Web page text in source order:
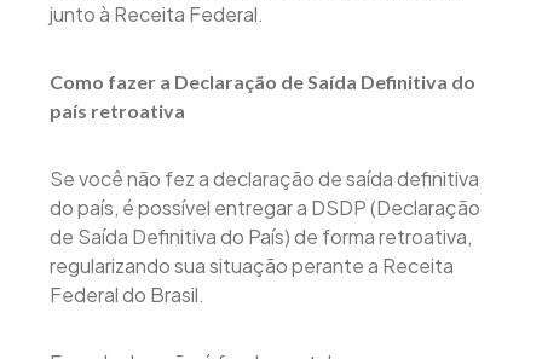
junto à Receita Federal.
Como fazer a Declaração de Saída Definitiva do
país retroativa
Se você não fez a declaração de saída definitiva
do país, é possível entregar a DSDP (Declaração
de Saída Definitiva do País) de forma retroativa,
regularizando sua situação perante a Receita
Federal do Brasil.